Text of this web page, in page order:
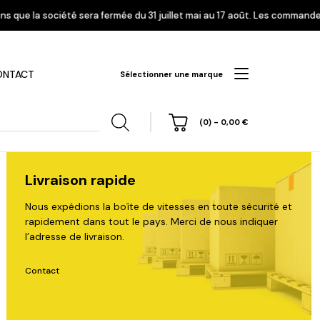
du 31 juillet mai au 17 août. Les commandes enregistrées à partir
(0) - 0,00 €
Sélectionner une marque
Nissan Opel
Livraison rapide
Nous expédions la boîte de vitesses en toute sécurité et
rapidement dans tout le pays. Merci de nous indiquer
l’adresse de livraison.
Contact